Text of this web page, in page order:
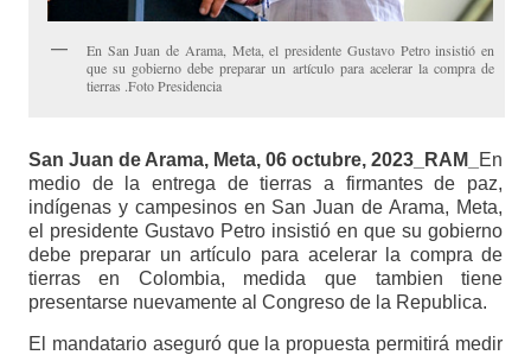
En San Juan de Arama, Meta, el presidente Gustavo Petro insistió en
que su gobierno debe preparar un artículo para acelerar la compra de
tierras .Foto Presidencia
San Juan de Arama, Meta, 06 octubre, 2023_RAM_
En
medio de la entrega de tierras a firmantes de paz,
indígenas y campesinos en San Juan de Arama, Meta,
el presidente Gustavo Petro insistió en que su gobierno
debe preparar un artículo para acelerar la compra de
tierras en Colombia, medida que tambien tiene
presentarse nuevamente al Congreso de la Republica.
El mandatario aseguró que la propuesta permitirá medir